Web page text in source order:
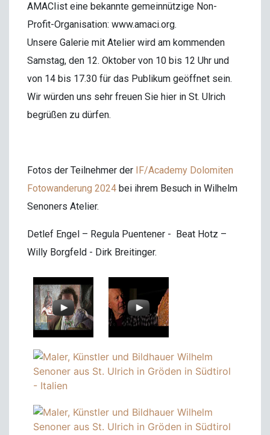
AMACIist eine bekannte gemeinnützige Non-
Profit-Organisation: www.amaci.org.
Unsere Galerie mit Atelier wird am kommenden
Samstag, den 12. Oktober von 10 bis 12 Uhr und
von 14 bis 17.30 für das Publikum geöffnet sein.
Wir würden uns sehr freuen Sie hier in St. Ulrich
begrüßen zu dürfen.
Fotos der Teilnehmer der IF/Academy Dolomiten
Fotowanderung 2024 bei ihrem Besuch in Wilhelm
Senoners Atelier.
Detlef Engel – Regula Puentener - Beat Hotz –
Willy Borgfeld - Dirk Breitinger.